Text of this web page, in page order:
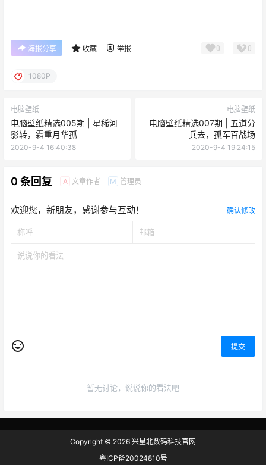
海报分享 收藏 举报 0 0
1080P
电脑壁纸
电脑壁纸精选005期 | 星稀河
影转，霜重月华孤
2020-9-4 16:40:38
电脑壁纸
电脑壁纸精选007期 | 五道分
兵去，孤军百战场
2020-9-4 19:24:15
0 条回复 A 文章作者 M 管理员
欢迎您，新朋友，感谢参与互动！ 确认修改
提交
暂无讨论，说说你的看法吧
Copyright © 2026 兴星北数码科技官网
粤ICP备20024810号